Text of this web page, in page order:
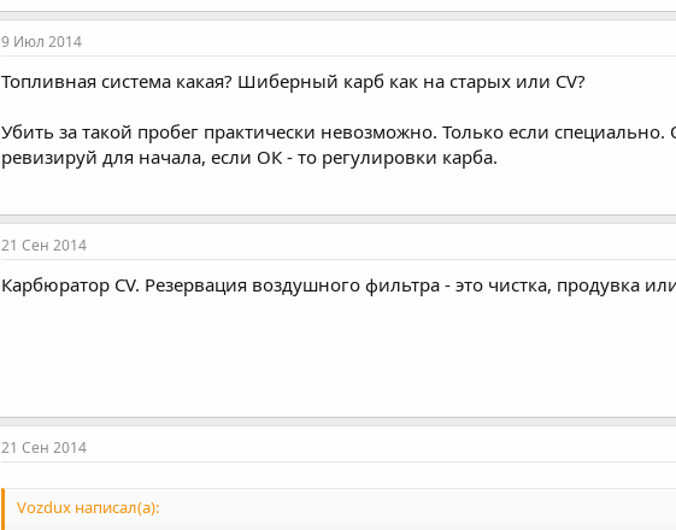
9 Июл 2014
Топливная система какая? Шиберный карб как на старых или CV?
Убить за такой пробег практически невозможно. Только если
ревизируй для начала, если ОК - то регулировки карба.
21 Сен 2014
Карбюратор CV. Резервация воздушного фильтра - это чистка, продувка
21 Сен 2014
Vozdux написал(а):